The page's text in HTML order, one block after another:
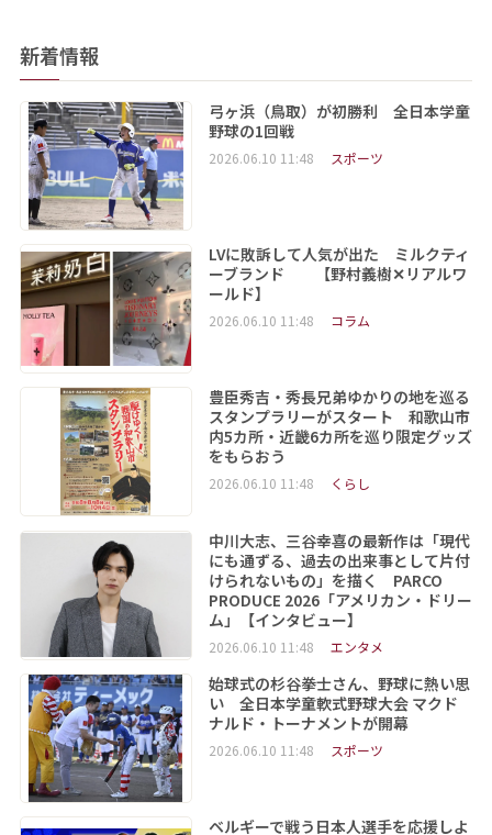
新着情報
弓ヶ浜（鳥取）が初勝利 全日本学童
野球の1回戦
2026.06.10 11:48 スポーツ
LVに敗訴して人気が出た ミルクティ
ーブランド 【野村義樹✕リアルワ
ールド】
2026.06.10 11:48 コラム
豊臣秀吉・秀長兄弟ゆかりの地を巡る
スタンプラリーがスタート 和歌山市
内5カ所・近畿6カ所を巡り限定グッズ
をもらおう
2026.06.10 11:48 くらし
中川大志、三谷幸喜の最新作は「現代
にも通ずる、過去の出来事として片付
けられないもの」を描く PARCO
PRODUCE 2026「アメリカン・ドリー
ム」【インタビュー】
2026.06.10 11:48 エンタメ
始球式の杉谷拳士さん、野球に熱い思
い 全日本学童軟式野球大会 マクド
ナルド・トーナメントが開幕
2026.06.10 11:48 スポーツ
ベルギーで戦う日本人選手を応援しよ